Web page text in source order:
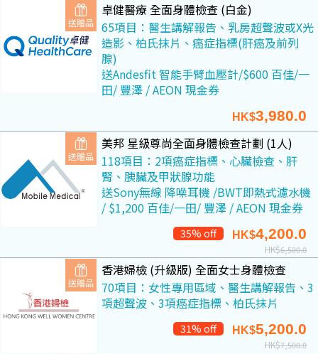
送贈品
卓健醫療 全面身體檢查 (白金)
65項目：醫生講解報告、乳房超聲波或X光
造影、柏氏抹片、癌症指標(肝癌及前列
腺)
送Andesfit 智能手臂血壓計/$600 百佳/一
田/ 豐澤 / AEON 現金券
HK$3,980.0
送贈品
美邦 星級尊尚全面身體檢查計劃 (1人)
118項目：2項癌症指標、心臟檢查、肝
腎、胰臟及甲狀腺功能
送Sony無線 降噪耳機 /BWT即熱式濾水機
/ $1,200 百佳/一田/ 豐澤 / AEON 現金券
35% off HK$4,200.0
HK$6,500.0
送贈品
香港婦檢 (升級版) 全面女士身體檢查
70項目：女性專用區域、醫生講解報告、3
項超聲波、3項癌症指標、柏氏抹片
31% off HK$5,200.0
HK$7,500.0